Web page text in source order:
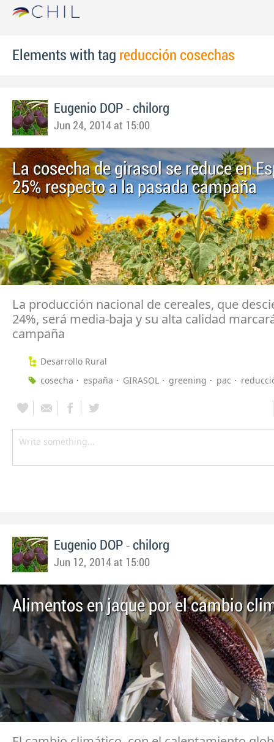
Elements with tag reducción cosechas
Eugenio DOP - chilorg
Jun 24, 2014 at 15:00
La cosecha de girasol se reduce en
25% respecto a la pasada campaña
La producción nacional de cereales, que
24%, será media-baja y su alta calidad
campaña
Desarrollo Rural
cosecha
españa GIRASOL greening pac
Eugenio DOP - chilorg
Jun 12, 2014 at 15:00
Alimentos en jaque por el cambio